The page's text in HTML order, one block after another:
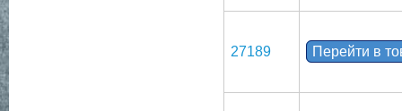
27189 Перейти в